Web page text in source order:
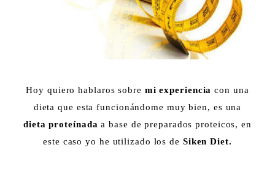
Hoy quiero hablaros sobre mi experiencia con una
dieta que esta funcionándome muy bien, es una
dieta proteínadaa base de preparados proteicos, en
este caso yo he utilizado los de Siken Diet.